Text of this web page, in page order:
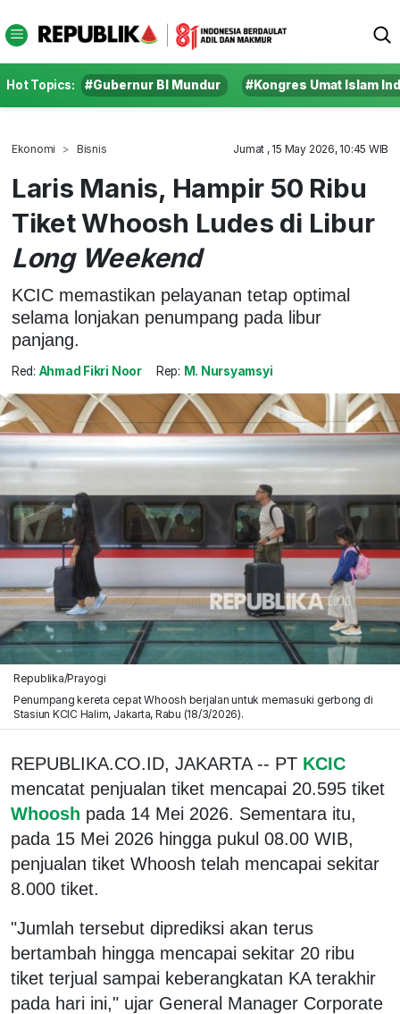
Hot Topics: #Gubernur BI Mundur #Kongres Umat Islam
Ekonomi Bisnis Jumat , 15 May 2026, 10:45 WIB
Laris Manis, Hampir 50 Ribu
Tiket Whoosh Ludes di Libur
Long Weekend
KCIC memastikan pelayanan tetap optimal
selama lonjakan penumpang pada libur
panjang.
Red: Ahmad Fikri Noor Rep: M. Nursyamsyi
Republika/Prayogi
Penumpang kereta cepat Whoosh berjalan untuk memasuki gerbong di
Stasiun KCIC Halim, Jakarta, Rabu (18/3/2026).
REPUBLIKA.CO.ID, JAKARTA -- PT KCIC
mencatat penjualan tiket mencapai 20.595 tiket
Whoosh pada 14 Mei 2026. Sementara itu,
pada 15 Mei 2026 hingga pukul 08.00 WIB,
penjualan tiket Whoosh telah mencapai sekitar
8.000 tiket.
"Jumlah tersebut diprediksi akan terus
bertambah hingga mencapai sekitar 20 ribu
tiket terjual sampai keberangkatan KA terakhir
pada hari ini," ujar General Manager Corporate